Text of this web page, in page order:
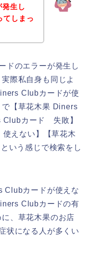
生し
てしまっ
ドのエラーが発生し
際私自身も同じよ
Clubカードが使
で【草花木果 Diners
Clubカード 失敗】
えない】【草花木
いう感じで検索をし
Clubカードが使えな
Clubカードの有
、草花木果のお店
状になる人が多くい